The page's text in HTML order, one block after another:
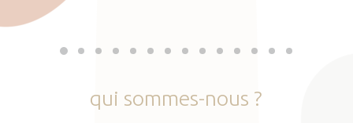
qui sommes-nous ?